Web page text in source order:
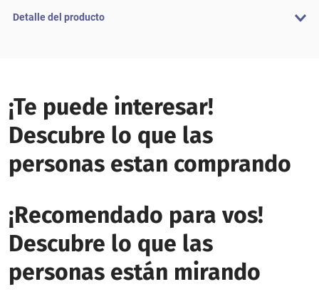
Detalle del producto
¡Te puede interesar!
Descubre lo que las
personas estan comprando
¡Recomendado para vos!
Descubre lo que las
personas están mirando